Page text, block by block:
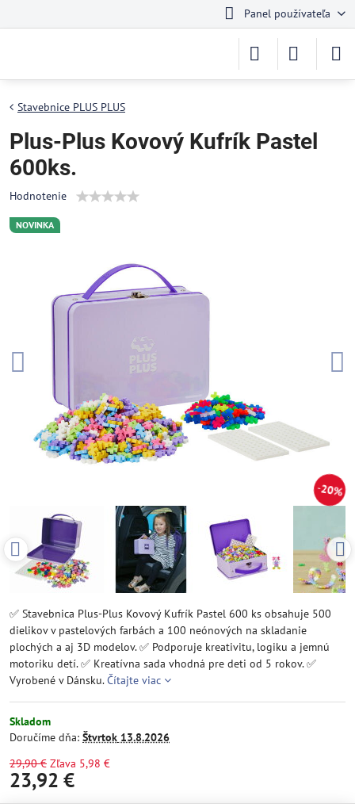
Panel používateľa
NOVINKA
20%
Stavebnice PLUS PLUS
Plus-Plus Kovový Kufrík Pastel
600ks.
Hodnotenie
✅ Stavebnica Plus-Plus Kovový Kufrík Pastel 600 ks obsahuje 500
dielikov v pastelových farbách a 100 neónových na skladanie
plochých a aj 3D modelov. ✅ Podporuje kreativitu, logiku a jemnú
motoriku detí. ✅ Kreatívna sada vhodná pre deti od 5 rokov. ✅
Vyrobené v Dánsku.Čítajte viac
Skladom
Doručíme dňa: Štvrtok 13.8.2026
29,90 € Zľava 5,98 €
23,92 €